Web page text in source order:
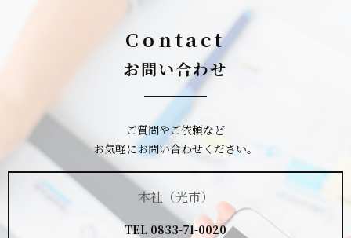
Contact
お問い合わせ
ご質問やご依頼など
お気軽にお問い合わせください。
本社（光市）
TEL 0833-71-0020